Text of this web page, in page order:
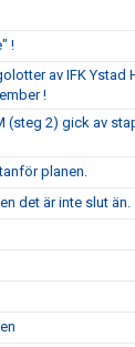
!
av IFK Ystad
!
(steg 2) gick av
planen.
det är inte slut än.